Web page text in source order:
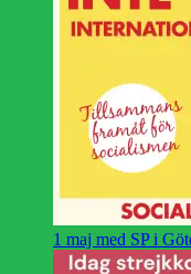
1 maj med SP i